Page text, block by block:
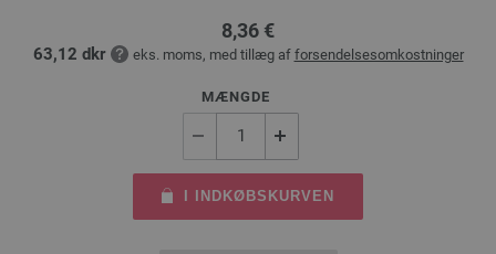
8,36 €
63,12 dkr eks. moms, med tillæg af forsendelsesomkostninger
MÆNGDE
I INDKØBSKURVEN